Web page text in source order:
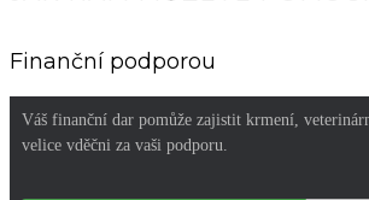
Finanční podporou